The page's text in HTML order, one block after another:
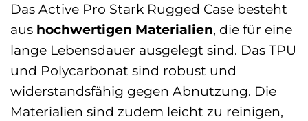
Das Active Pro Stark Rugged Case besteht
aus hochwertigen Materialien, die für eine
lange Lebensdauer ausgelegt sind. Das TPU
und Polycarbonat sind robust und
widerstandsfähig gegen Abnutzung. Die
Materialien sind zudem leicht zu reinigen,